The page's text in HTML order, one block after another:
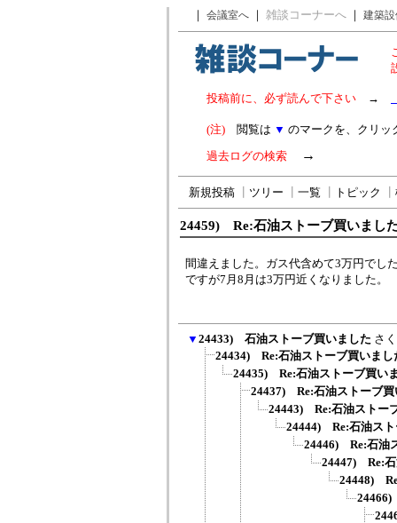
｜ 会議室へ ｜ 雑談コーナーへ ｜ 建築
投稿前に、必ず読んで下さい →
(注) 閲覧は ▼ のマークを、クリッ
過去ログの検索 →
新規投稿 ツリー 一覧 トピック
24459) Re:石油ストーブ買いまし
間違えました。ガス代含めて3万円でし
ですが7月8月は3万円近くなりました。
▼ 24433) 石油ストーブ買いました さ
24434) Re:石油ストーブ買いまし
24435) Re:石油ストーブ買い
24437) Re:石油ストーブ買
24443) Re:石油ストー
24444) Re:石油スト
24446) Re:石油
24447) Re:石
24448)